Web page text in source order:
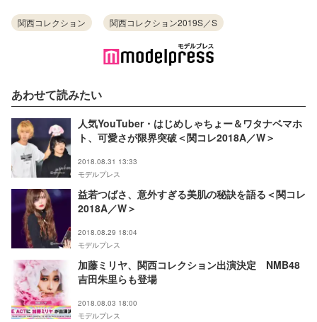
関西コレクション 関西コレクション2019S／S
あわせて読みたい
人気YouTuber・はじめしゃちょー＆ワタナベマホ
ト、可愛さが限界突破＜関コレ2018A／W＞
2018.08.31 13:33
モデルプレス
益若つばさ、意外すぎる美肌の秘訣を語る＜関コレ
2018A／W＞
2018.08.29 18:04
モデルプレス
加藤ミリヤ、関西コレクション出演決定 NMB48
吉田朱里らも登場
2018.08.03 18:00
モデルプレス